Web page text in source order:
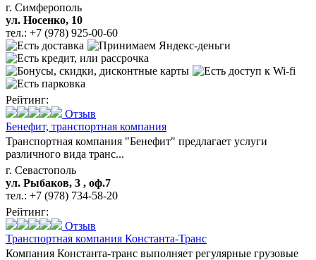
г. Симферополь
ул. Носенко, 10
тел.: +7 (978) 925-00-60
Рейтинг:
Отзыв
Бенефит, транспортная компания
Транспортная компания "Бенефит" предлагает услуги
различного вида транс...
г. Севастополь
ул. Рыбаков, 3 , оф.7
тел.: +7 (978) 734-58-20
Рейтинг:
Отзыв
Транспортная компания Константа-Транс
Компания Константа-транс выполняет регулярные грузовые